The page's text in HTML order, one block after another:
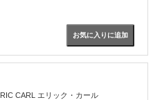
CARL エリック・カール